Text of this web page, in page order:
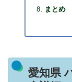
まとめ
愛知県